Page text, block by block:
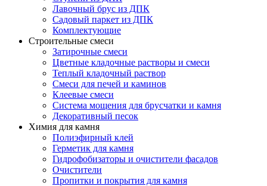
Лавочный брус из ДПК
Садовый паркет из ДПК
Комплектующие
Строительные смеси
Затирочные смеси
Цветные кладочные растворы и смеси
Теплый кладочный раствор
Смеси для печей и каминов
Клеевые смеси
Система мощения для брусчатки и камня
Декоративный песок
Химия для камня
Полиэфирный клей
Герметик для камня
Гидрофобизаторы и очистители фасадов
Очистители
Пропитки и покрытия для камня